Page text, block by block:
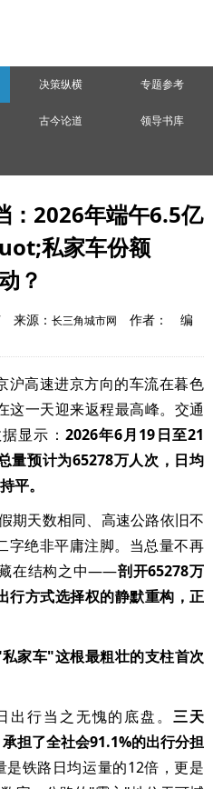
决策纵横 专题参考
古今论道 领导书库
：2026年端午6.5亿
私家车份额
？
来源： 长三角城市网 作者：
编
高速进京方向的车流在暮色
这一天迎来返程最高峰。交通
显示： 2026年6月19日至21
量预计为65278万人次，日均
平。
天数相同、高速公路依旧不
字绝非平庸注脚。当总量不再
在结构之中——剖开65278万
行方式选择权的静默重构，正
家车"这根最粗壮的支柱首次
行当之无愧的底盘。三天
担了全社会91.1%的出行分担
是铁路日均运量的12倍，更是